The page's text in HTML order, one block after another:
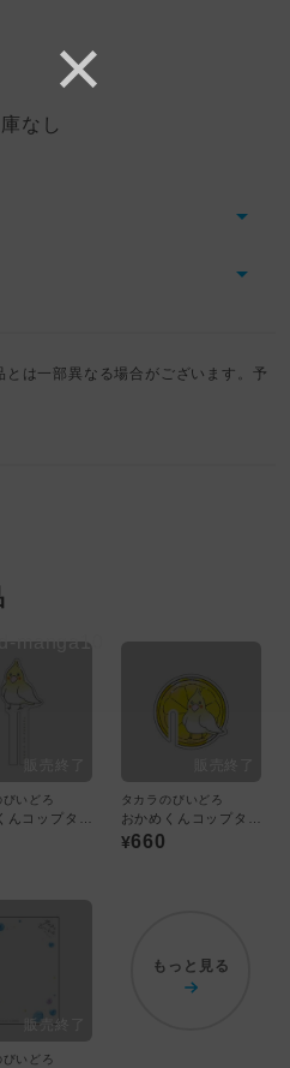
なし
は一部異なる場合がございます。予
びいどろ タカラのびいどろ
¥660
びいどろ
もっと見る